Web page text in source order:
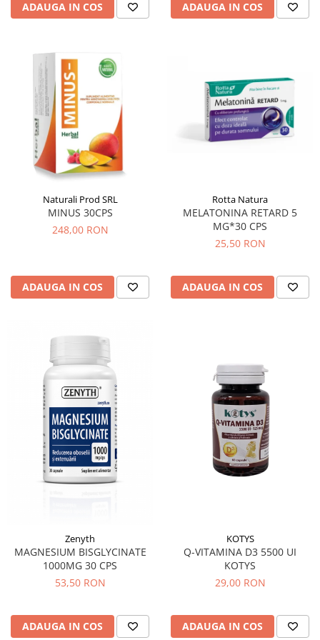
Circulație periferică deficitară
Circulație sangvină
Ciroză hepatică
Colesterol
Colici intestinale
Colite, Enterocolite
Concentrare
Crampe, Spasme, Dureri musculare
Deparazitare
Dermatită
Detoxifiere
Digestie lentă
Diuretic
Dureri de gât
Echilibrare floră intestinală
Echilibru hormonal bărbați
Echilibru hormonal femei
Entorse, Luxații
Gripa si raceala
Îngrijire picioare
Îngrijire ten
Șervețele
ADAUGA IN COS ADAUGA IN COS
Naturali Prod SRL
MINUS 30CPS
248,00 RON
ADAUGA IN COS
Rotta Natura
MELATONINA RETARD 5
MG*30 CPS
25,50 RON
ADAUGA IN COS
Zenyth
MAGNESIUM BISGLYCINATE
1000MG 30 CPS
53,50 RON
ADAUGA IN COS
KOTYS
Q-VITAMINA D3 5500 UI
KOTYS
29,00 RON
ADAUGA IN COS